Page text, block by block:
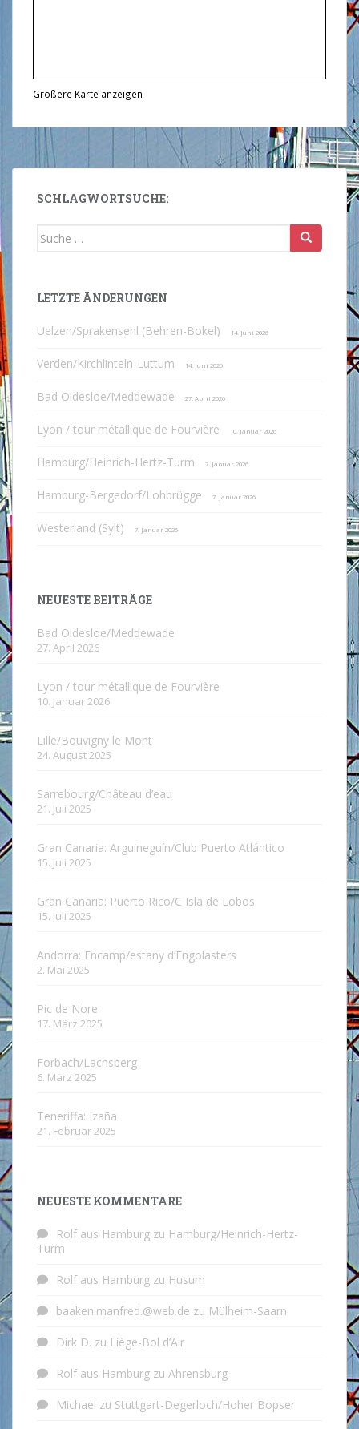
Größere Karte anzeigen
SCHLAGWORTSUCHE:
Suche
LETZTE ÄNDERUNGEN
Uelzen/Sprakensehl (Behren-Bokel) 14. Juni 2026
Verden/Kirchlinteln-Luttum 14. Juni 2026
Bad Oldesloe/Meddewade 27. April 2026
Lyon / tour métallique de Fourvière 10. Januar 2026
Hamburg/Heinrich-Hertz-Turm 7. Januar 2026
Hamburg-Bergedorf/Lohbrügge 7. Januar 2026
Westerland (Sylt) 7. Januar 2026
NEUESTE BEITRÄGE
Bad Oldesloe/Meddewade
27. April 2026
Lyon / tour métallique de Fourvière
10. Januar 2026
Lille/Bouvigny le Mont
24. August 2025
Sarrebourg/Château d’eau
21. Juli 2025
Gran Canaria: Arguineguín/Club Puerto Atlántico
15. Juli 2025
Gran Canaria: Puerto Rico/C Isla de Lobos
15. Juli 2025
Andorra: Encamp/estany d’Engolasters
2. Mai 2025
Pic de Nore
17. März 2025
Forbach/Lachsberg
6. März 2025
Teneriffa: Izaña
21. Februar 2025
NEUESTE KOMMENTARE
Rolf aus Hamburg zu Hamburg/Heinrich-Hertz-
Turm
Rolf aus Hamburg zu Husum
baaken.manfred.@web.de zu Mülheim-Saarn
Dirk D. zu Liège-Bol d’Air
Rolf aus Hamburg zu Ahrensburg
Michael zu Stuttgart-Degerloch/Hoher Bopser